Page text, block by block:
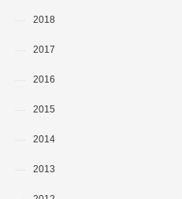
2018
2017
2016
2015
2014
2013